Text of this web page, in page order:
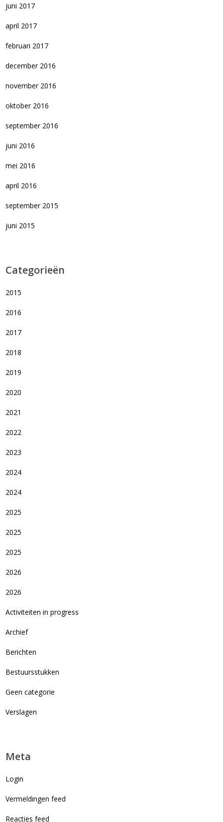
juni 2017
april 2017
februari 2017
december 2016
november 2016
oktober 2016
september 2016
juni 2016
mei 2016
april 2016
september 2015
juni 2015
Categorieën
2015
2016
2017
2018
2019
2020
2021
2022
2023
2024
2024
2025
2025
2025
2026
2026
Activiteiten in progress
Archief
Berichten
Bestuursstukken
Geen categorie
Verslagen
Meta
Login
Vermeldingen feed
Reacties feed